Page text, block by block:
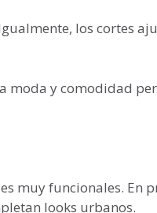
los cortes
moda y comodidad
muy funcionales. En
looks urbanos.